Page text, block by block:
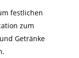
festlichen
zum
Getränke